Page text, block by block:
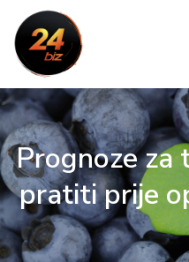
content
Prognoze za
pratiti prije